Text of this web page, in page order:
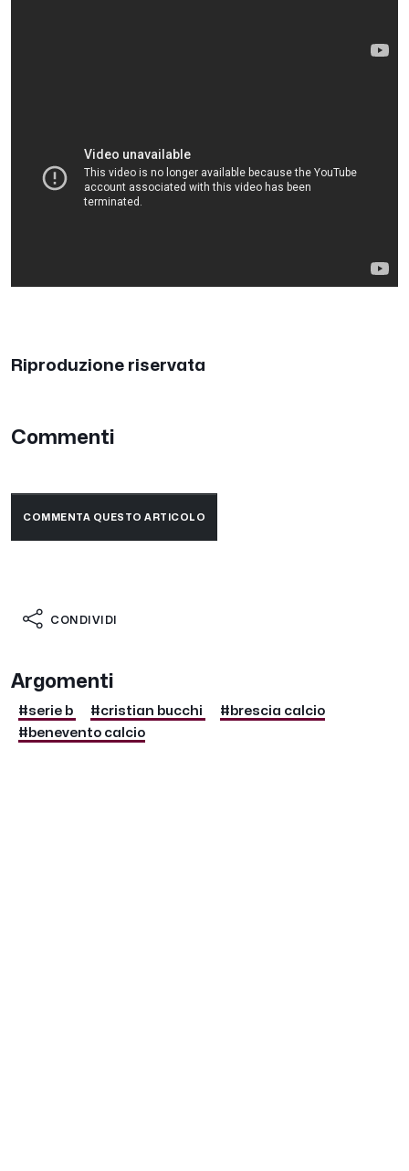
Riproduzione riservata
Commenti
COMMENTA QUESTO ARTICOLO
CONDIVIDI
Argomenti
#serie b #cristian bucchi
#brescia calcio
#benevento calcio